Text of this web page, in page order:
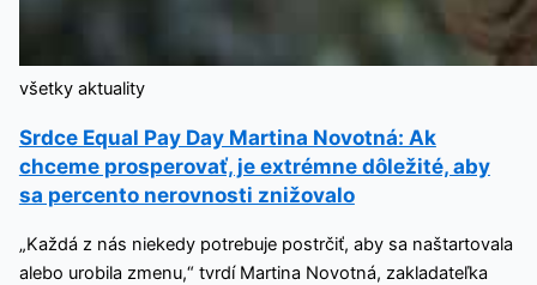
všetky aktuality
Srdce Equal Pay Day Martina Novotná: Ak
chceme prosperovať, je extrémne dôležité, aby
sa percento nerovnosti znižovalo
„Každá z nás niekedy potrebuje postrčiť, aby sa naštartovala
alebo urobila zmenu,“ tvrdí Martina Novotná, zakladateľka